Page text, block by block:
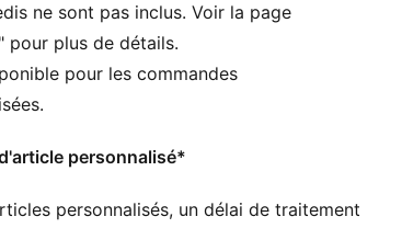
ourlet côtelés
les sorties entre amis ou les week-ends
PUMA
ne sont pas inclus. Voir la page
pour plus de détails.
pour les commandes
personnalisé*
personnalisés, un délai de traitement